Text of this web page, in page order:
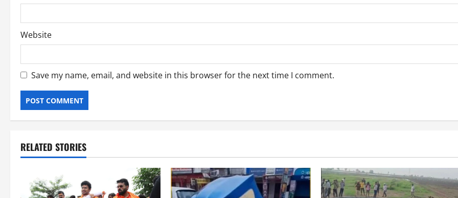
Website
Save my name, email, and website in this browser for the next time I comment.
RELATED STORIES